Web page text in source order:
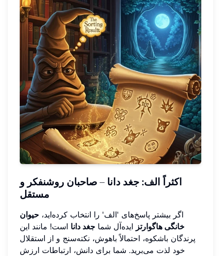
اکثراً الف: جغد دانا – صاحبان روشنفکر و
مستقل
اگر بیشتر پاسخ‌های 'الف' را انتخاب کرده‌اید، حیوان
خانگی هاگوارتز ایده‌آل شما جغد دانا است! مانند این
پرندگان باشکوه، احتمالاً باهوش، نکته‌سنج و از استقلال
خود لذت می‌برید. شما برای دانش، ارتباطات ارزش